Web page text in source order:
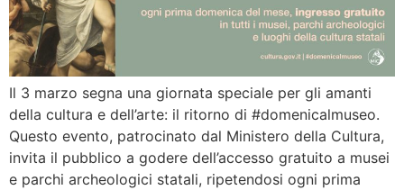
Il 3 marzo segna una giornata speciale per gli amanti
della cultura e dell’arte: il ritorno di #domenicalmuseo.
Questo evento, patrocinato dal Ministero della Cultura,
invita il pubblico a godere dell’accesso gratuito a musei
e parchi archeologici statali, ripetendosi ogni prima